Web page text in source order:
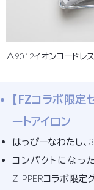
△9012イオンコードレス
【FZコラボ限定
ートアイロン
はっぴーなわたし、
コンパクトになっ
ZIPPERコラボ限定